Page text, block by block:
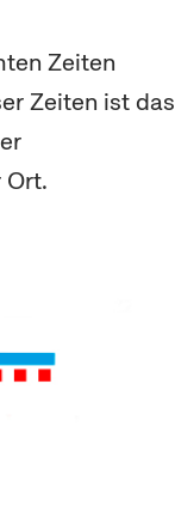
Zeiten
Zeiten ist das
Ort.